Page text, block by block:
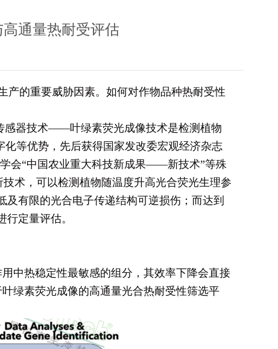
通量热耐受评估
的重要威胁因素。如何对作物品种热耐受性
感器技术——叶绿素荧光成像技术是检测植物
化等优势，先后获得国家发改委宏观经济杂志
会“中国农业重大科技新成果——新技术”等殊
术，可以检测植物随温度升高光合荧光生理参
有限的光合电子传递结构可逆损伤；而达到
定量评估。
中热稳定性最敏感的组分，其效率下降会直接
绿素荧光成像的高通量光合热耐受性筛选平